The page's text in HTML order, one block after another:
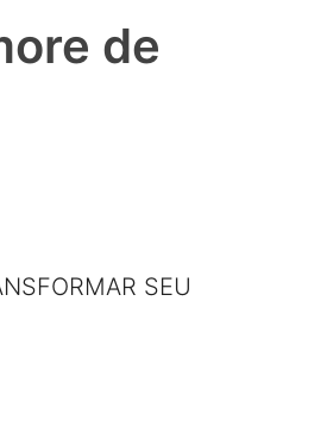
de
SEU